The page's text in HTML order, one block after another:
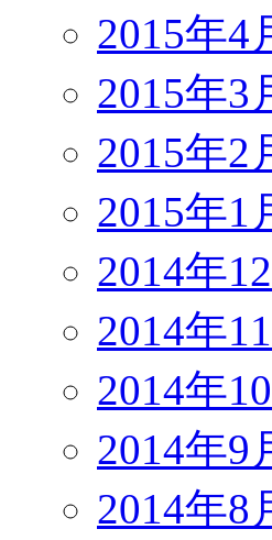
2015年4
2015年3
2015年2
2015年1
2014年
2014年
2014年
2014年9
2014年8